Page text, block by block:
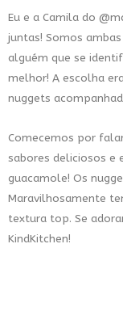
Eu e a Camila do
juntas! Somos
alguém que se
melhor! A escolha
nuggets
Comecemos por
sabores deliciosos e
guacamole! Os
Maravilhosamente
textura top. Se
KindKitchen!